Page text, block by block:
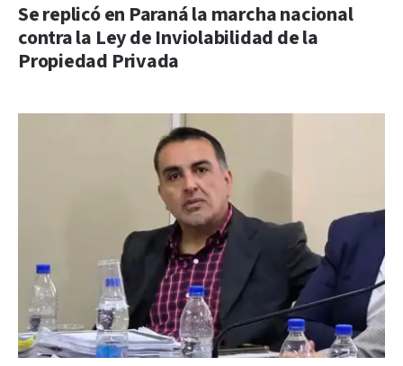
Se replicó en Paraná la marcha nacional
contra la Ley de Inviolabilidad de la
Propiedad Privada